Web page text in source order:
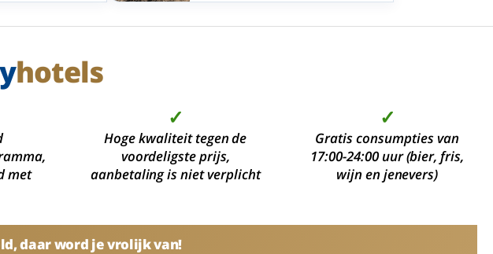
natuur en bij historische steden met
hotels
met
✓
Hoge kwaliteit tegen de
voordeligste prijs,
aanbetaling is niet verplicht
✓
Gratis consumpties van
17:00-24:00 uur (bier, fris,
wijn en jenevers)
daar word je vrolijk van!